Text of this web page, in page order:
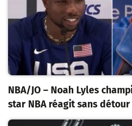
NBA/JO – Noah Lyles
star NBA réagit sans